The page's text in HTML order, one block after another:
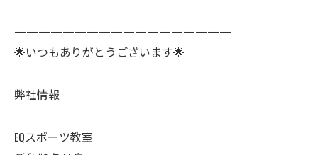
——————————————————
🌟いつもありがとうございます🌟
弊社情報
EQスポーツ教室